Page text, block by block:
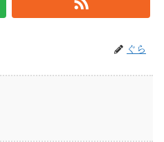
ぐら